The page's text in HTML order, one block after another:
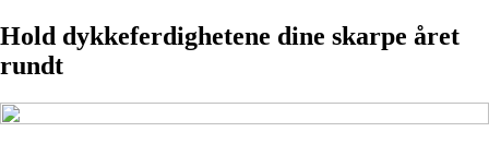
Hold dykkeferdighetene dine skarpe året
rundt